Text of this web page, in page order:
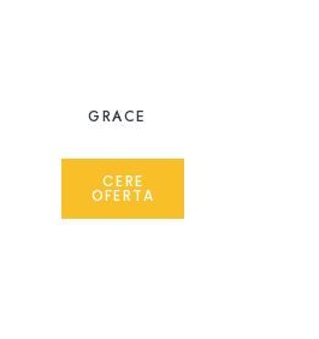
GRACE
CERE
OFERTA